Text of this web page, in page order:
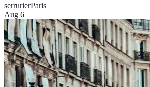
serrurierParis
Aug 6